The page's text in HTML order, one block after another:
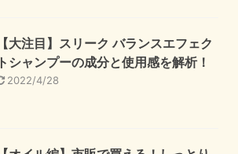
【大注目】スリーク バランスエフェク
トシャンプーの成分と使用感を解析！
2022/4/28